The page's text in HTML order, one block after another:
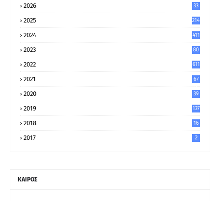
2026 33
2025 214
2024 411
2023
80
2022 611
2021
67
2020
39
2019 137
2018 16
2017 2
ΚΑΙΡΟΣ